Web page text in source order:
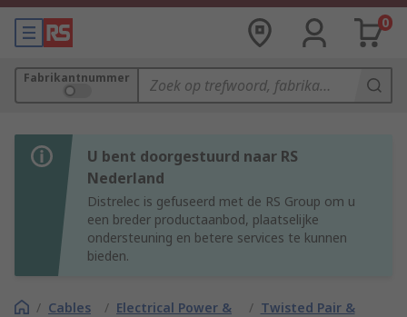
0
Fabrikantnummer
U bent doorgestuurd naar RS
Nederland
Distrelec is gefuseerd met de RS Group om u
een breder productaanbod, plaatselijke
ondersteuning en betere services te kunnen
bieden.
/ Cables
/ Electrical Power &
/ Twisted Pair &